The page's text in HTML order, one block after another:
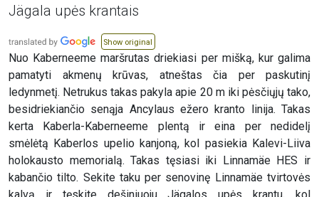
Jägala upės krantais
Show original
Nuo Kaberneeme maršrutas driekiasi per mišką, kur galima
pamatyti akmenų krūvas, atneštas čia per paskutinį
ledynmetį. Netrukus takas pakyla apie 20 m iki pėsčiųjų tako,
besidriekiančio senąja Ancylaus ežero kranto linija. Takas
kerta Kaberla-Kaberneeme plentą ir eina per nedidelį
smėlėtą Kaberlos upelio kanjoną, kol pasiekia Kalevi-Liiva
holokausto memorialą. Takas tęsiasi iki Linnamäe HES ir
kabančio tilto. Sekite taku per senovinę Linnamäe tvirtovės